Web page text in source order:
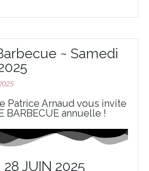
~ Samedi
Patrice Arnaud vous invite
BARBECUE annuelle !
28 JUIN 2025